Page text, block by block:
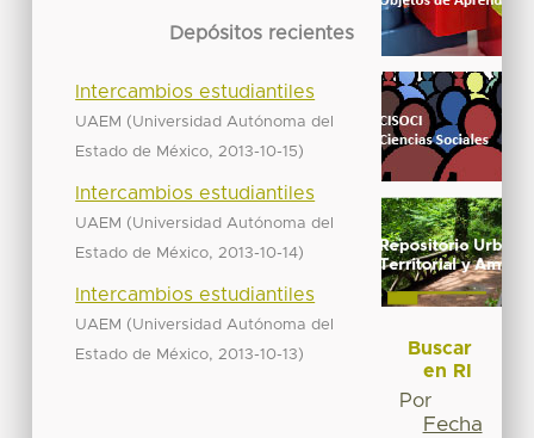
Depósitos recientes
Intercambios estudiantiles
UAEM (Universidad Autónoma del
Estado de México, 2013-10-15)
Intercambios estudiantiles
UAEM (Universidad Autónoma del
Estado de México, 2013-10-14)
Intercambios estudiantiles
UAEM (Universidad Autónoma del
Estado de México, 2013-10-13)
Buscar
en RI
Por
Fecha